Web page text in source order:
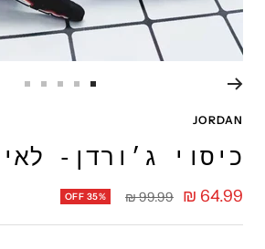
JORDAN
כיסוי ג׳ורדן-
מחיר
מבצע
64.99 ₪
מחיר
99.99 ₪
OFF 35%